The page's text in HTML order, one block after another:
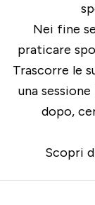
Nei fine
praticare
Trascorre le
una
dopo,
Scopri